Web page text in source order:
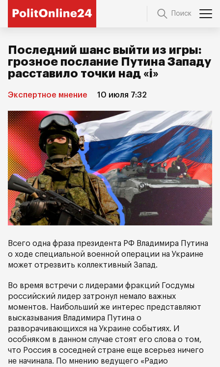
Поиск
Последний шанс выйти из игры:
грозное послание Путина Западу
расставило точки над «i»
Экспертное мнение 10 июля 7:32
Всего одна фраза президента РФ Владимира Путина
о ходе специальной военной операции на Украине
может отрезвить коллективный Запад.
Во время встречи с лидерами фракций Госдумы
российский лидер затронул немало важных
моментов. Наибольший же интерес представляют
высказывания Владимира Путина о
разворачивающихся на Украине событиях. И
особняком в данном случае стоят его слова о том,
что Россия в соседней стране еще всерьез ничего
не начинала. По мнению ведущего «Радио